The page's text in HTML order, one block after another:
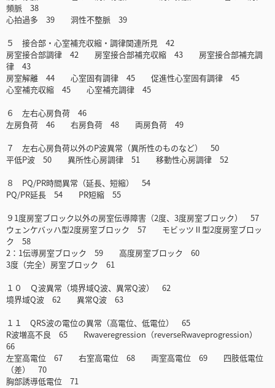
頻脈 38
心拍過多 39 洞性不整脈 39
５ 接合部・心室補充収縮・調律関連所見 42
房室接合部調律 42 房室接合部補充収縮 43 房室接合部補充調
律 43
房室解離 44 心室固有調律 45 促進性心室固有調律 45
心室補充収縮 45 心室補充調律 45
６ 左右心房負荷 46
左房負荷 46 右房負荷 48 両房負荷 49
７ 左右心房負荷以外のP波異常（異所性のものなど） 50
平低P波 50 異所性心房調律 51 移動性心房調律 52
８ PQ/PR時間異常（延長、短縮） 54
PQ/PR延長 54 PR短縮 55
９1度房室ブロック以外の房室伝導障害（2度、3度房室ブロック） 57
ウェンケバッハ型2度房室ブロック 57 モビッツⅡ型2度房室ブロッ
ク 58
2：1伝導房室ブロック 59 高度房室ブロック 60
3度（完全）房室ブロック 61
１０ Ｑ波異常（境界域Q波、異常Q波） 62
境界域Q波 62 異常Q波 63
１１ QRS波の電位の異常（高電位、低電位） 65
R波増高不良 65 Rwaveregression（reverseRwaveprogression）
66
左室高電位 67 右室高電位 68 両室高電位 69 四肢低電位
（差） 70
胸部誘導低電位 71